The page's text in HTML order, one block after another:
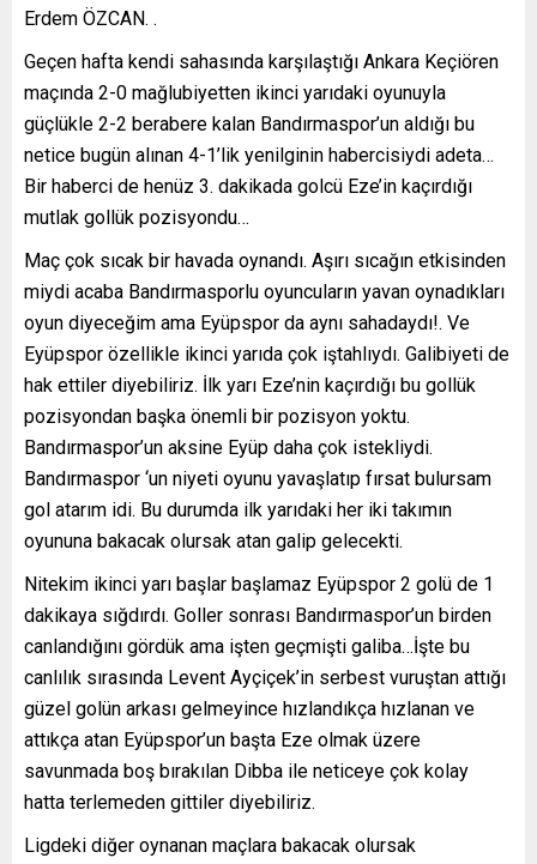
Erdem ÖZCAN. .
Geçen hafta kendi sahasında karşılaştığı Ankara Keçiören
maçında 2-0 mağlubiyetten ikinci yarıdaki oyunuyla
güçlükle 2-2 berabere kalan Bandırmaspor’un aldığı bu
netice bugün alınan 4-1’lik yenilginin habercisiydi adeta…
Bir haberci de henüz 3. dakikada golcü Eze’in kaçırdığı
mutlak gollük pozisyondu…
Maç çok sıcak bir havada oynandı. Aşırı sıcağın etkisinden
miydi acaba Bandırmasporlu oyuncuların yavan oynadıkları
oyun diyeceğim ama Eyüpspor da aynı sahadaydı!. Ve
Eyüpspor özellikle ikinci yarıda çok iştahlıydı. Galibiyeti de
hak ettiler diyebiliriz. İlk yarı Eze’nin kaçırdığı bu gollük
pozisyondan başka önemli bir pozisyon yoktu.
Bandırmaspor’un aksine Eyüp daha çok istekliydi.
Bandırmaspor ‘un niyeti oyunu yavaşlatıp fırsat bulursam
gol atarım idi. Bu durumda ilk yarıdaki her iki takımın
oyununa bakacak olursak atan galip gelecekti.
Nitekim ikinci yarı başlar başlamaz Eyüpspor 2 golü de 1
dakikaya sığdırdı. Goller sonrası Bandırmaspor’un birden
canlandığını gördük ama işten geçmişti galiba…İşte bu
canlılık sırasında Levent Ayçiçek’in serbest vuruştan attığı
güzel golün arkası gelmeyince hızlandıkça hızlanan ve
attıkça atan Eyüpspor’un başta Eze olmak üzere
savunmada boş bırakılan Dibba ile neticeye çok kolay
hatta terlemeden gittiler diyebiliriz.
Ligdeki diğer oynanan maçlara bakacak olursak